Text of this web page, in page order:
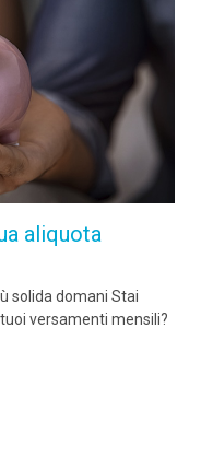
aliquota
solida domani Stai
versamenti mensili?